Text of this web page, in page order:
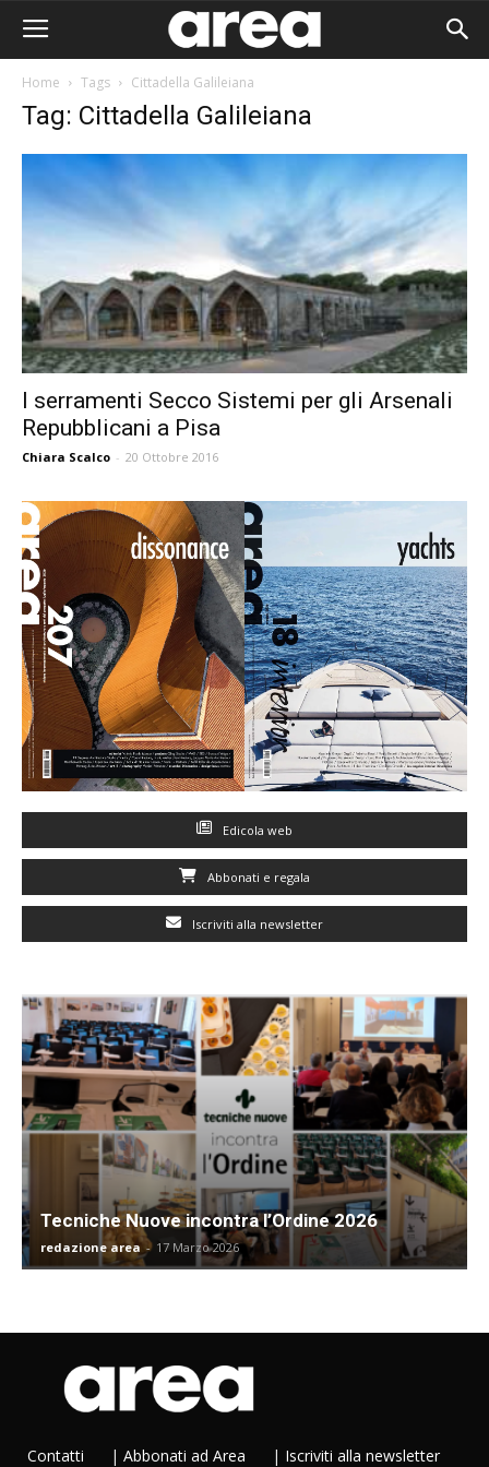
Home Tags Cittadella Galileiana
Tag: Cittadella Galileiana
I serramenti Secco Sistemi per gli Arsenali
Repubblicani a Pisa
Chiara Scalco - 20 Ottobre 2016
Edicola web
Abbonati e regala
Iscriviti alla newsletter
Tecniche Nuove incontra l’Ordine 2026
redazione area - 17 Marzo 2026
Contatti | Abbonati ad Area | Iscriviti alla newsletter